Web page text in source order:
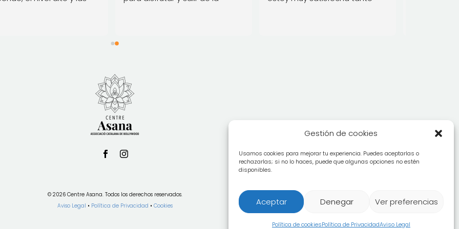
Gestión de cookies
Usamos cookies para mejorar tu experiencia. Puedes aceptarlas o
rechazarlas; si no lo haces, puede que algunas opciones no estén
disponibles.
Aceptar Denegar Ver preferencias
Política de cookiesPolítica de PrivacidadAviso Legal
Risas, música, baile... Nada que
ver con una clase de gym. Allí
seguiré hasta que el cuerpo
aguante, seré una abuela y allí
estaré.
© 2026Centre Asana. Todos los derechos reservados.
Aviso Legal • Política de Privacidad • Cookies